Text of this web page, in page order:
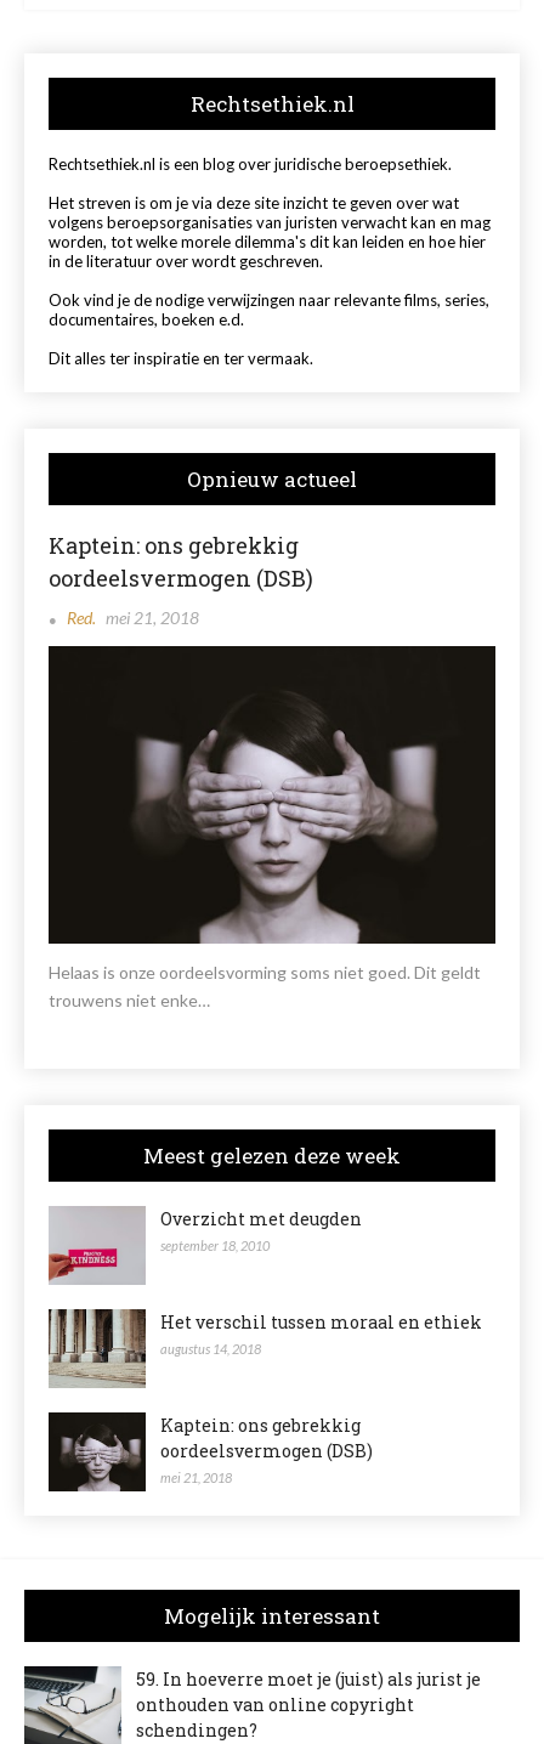
Rechtsethiek.nl
Rechtsethiek.nl is een blog over juridische beroepsethiek.
Het streven is om je via deze site inzicht te geven over wat
volgens beroepsorganisaties van juristen verwacht kan en mag
worden, tot welke morele dilemma's dit kan leiden en hoe hier
in de literatuur over wordt geschreven.
Ook vind je de nodige verwijzingen naar relevante films, series,
documentaires, boeken e.d.
Dit alles ter inspiratie en ter vermaak.
Opnieuw actueel
Kaptein: ons gebrekkig
oordeelsvermogen (DSB)
Red. mei 21, 2018
Helaas is onze oordeelsvorming soms niet goed. Dit geldt
trouwens niet enke…
Meest gelezen deze week
Overzicht met deugden
september 18, 2010
Het verschil tussen moraal en ethiek
augustus 14, 2018
Kaptein: ons gebrekkig
oordeelsvermogen (DSB)
mei 21, 2018
Mogelijk interessant
59. In hoeverre moet je (juist) als jurist je
onthouden van online copyright
schendingen?